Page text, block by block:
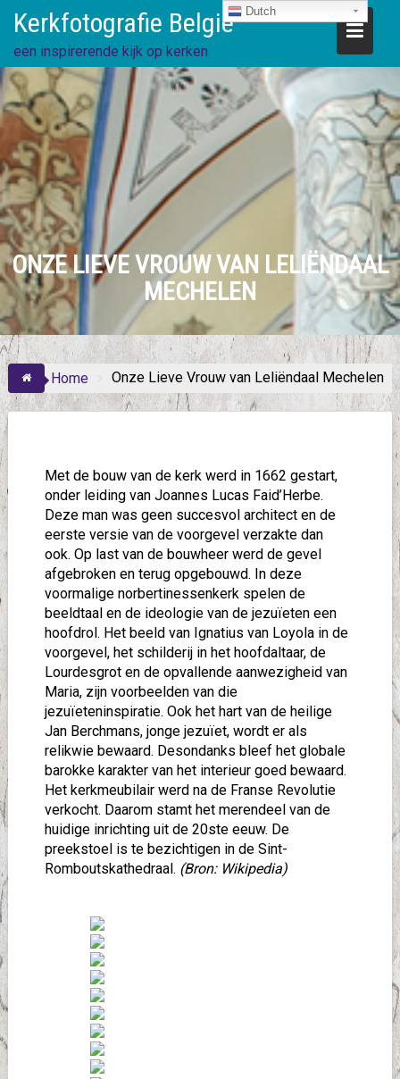
direct
naar
de
inhoud
Kerkfotografie België
een inspirerende kijk op kerken
ONZE LIEVE VROUW VAN LELIËNDAAL
MECHELEN
Home Onze Lieve Vrouw van Leliëndaal Mechelen
Met de bouw van de kerk werd in 1662 gestart,
onder leiding van Joannes Lucas Faid’Herbe.
Deze man was geen succesvol architect en de
eerste versie van de voorgevel verzakte dan
ook. Op last van de bouwheer werd de gevel
afgebroken en terug opgebouwd. In deze
voormalige norbertinessenkerk spelen de
beeldtaal en de ideologie van de jezuïeten een
hoofdrol. Het beeld van Ignatius van Loyola in de
voorgevel, het schilderij in het hoofdaltaar, de
Lourdesgrot en de opvallende aanwezigheid van
Maria, zijn voorbeelden van die
jezuïeteninspiratie. Ook het hart van de heilige
Jan Berchmans, jonge jezuïet, wordt er als
relikwie bewaard. Desondanks bleef het globale
barokke karakter van het interieur goed bewaard.
Het kerkmeubilair werd na de Franse Revolutie
verkocht. Daarom stamt het merendeel van de
huidige inrichting uit de 20ste eeuw. De
preekstoel is te bezichtigen in de Sint-
Romboutskathedraal. (Bron: Wikipedia)
Dutch